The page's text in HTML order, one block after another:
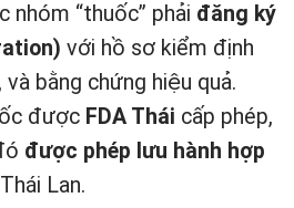
nhóm “thuốc” phải đăng ký
với hồ sơ kiểm định
bằng chứng hiệu quả.
được FDA Thái cấp phép,
được phép lưu hành hợp
Lan.